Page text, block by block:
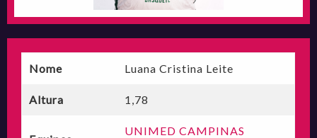
Nome Luana Cristina Leite
Altura 1,78
UNIMED CAMPINAS